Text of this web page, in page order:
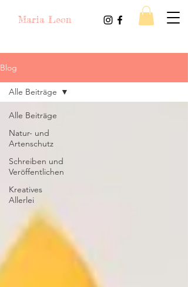
Maria Leon
Blog
Alle Beiträge
Natur- und
Artenschutz
Schreiben und
Veröffentlichen
Kreatives
Allerlei
Alle Beiträge